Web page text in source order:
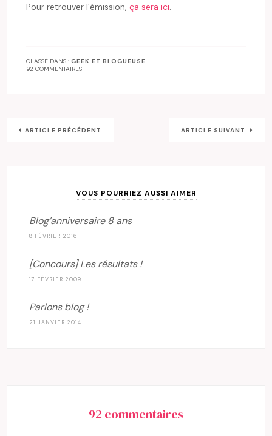
Pour retrouver l’émission,ça sera ici.
CLASSÉ DANS :GEEK ET BLOGUEUSE
92 COMMENTAIRES
ARTICLE PRÉCÉDENT ARTICLE SUIVANT
VOUS POURRIEZ AUSSI AIMER
Blog’anniversaire 8 ans
8 FÉVRIER 2016
[Concours] Les résultats !
17 FÉVRIER 2009
Parlons blog !
21 JANVIER 2014
92 commentaires